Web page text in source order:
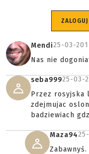
Mendi25-03-
Nas nie
seba99925-03-
Przez rosyjska
zdejmujac
badziewiach
Maza94